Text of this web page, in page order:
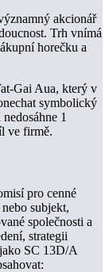
akcionář
Trh vnímá
horečku a
Gai Aua, který v
symbolický
1
ve firmě.
pro cenné
subjekt,
společnosti a
strategii
SC 13D/A